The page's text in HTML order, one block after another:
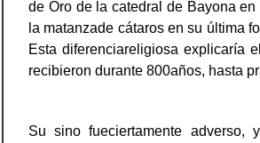
de Oro de la catedral de Bayona
la matanzade cátaros en su última
Esta diferenciareligiosa explicaría
recibieron durante 800años, hasta
Su sino fueciertamente